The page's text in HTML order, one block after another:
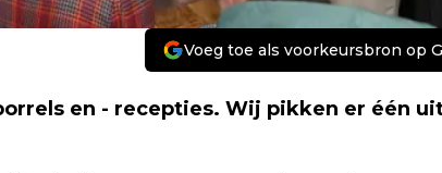
Voeg toe als voorkeursbron op
en - recepties. Wij pikken er één